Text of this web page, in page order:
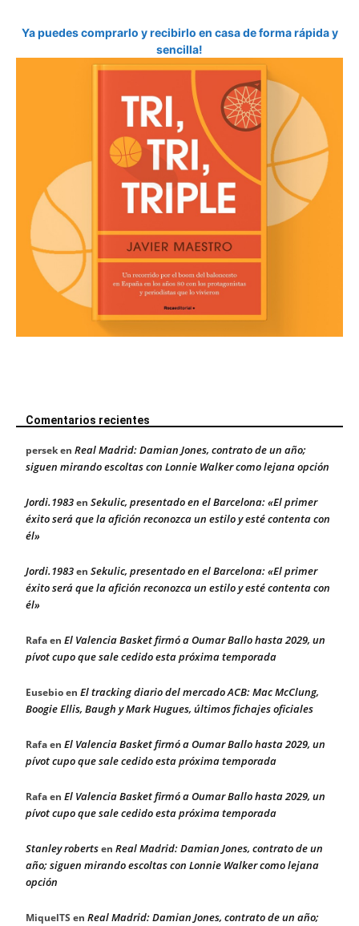
Ya puedes comprarlo y recibirlo en casa de forma rápida y
sencilla!
Comentarios recientes
perseken Real Madrid: Damian Jones, contrato de un año;
siguen mirando escoltas con Lonnie Walker como lejana opción
Jordi.1983en Sekulic, presentado en el Barcelona: «El primer
éxito será que la afición reconozca un estilo y esté contenta con
él»
Jordi.1983en Sekulic, presentado en el Barcelona: «El primer
éxito será que la afición reconozca un estilo y esté contenta con
él»
Rafaen El Valencia Basket firmó a Oumar Ballo hasta 2029, un
pívot cupo que sale cedido esta próxima temporada
Eusebioen El tracking diario del mercado ACB: Mac McClung,
Boogie Ellis, Baugh y Mark Hugues, últimos fichajes oficiales
Rafaen El Valencia Basket firmó a Oumar Ballo hasta 2029, un
pívot cupo que sale cedido esta próxima temporada
Rafaen El Valencia Basket firmó a Oumar Ballo hasta 2029, un
pívot cupo que sale cedido esta próxima temporada
Stanley robertsen Real Madrid: Damian Jones, contrato de un
año; siguen mirando escoltas con Lonnie Walker como lejana
opción
MiquelTS en Real Madrid: Damian Jones, contrato de un año;